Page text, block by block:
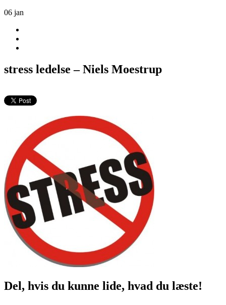
06 jan
stress ledelse – Niels Moestrup
Del, hvis du kunne lide, hvad du læste!